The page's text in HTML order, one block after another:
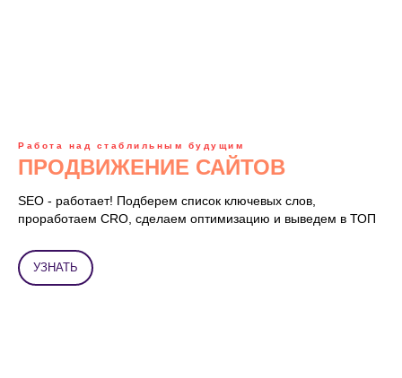
Работа над стаблильным будущим
ПРОДВИЖЕНИЕ САЙТОВ
SEO - работает! Подберем список ключевых слов,
проработаем CRO, сделаем оптимизацию и выведем в ТОП
УЗНАТЬ